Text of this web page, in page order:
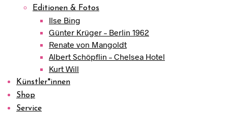
Editionen & Fotos
Ilse Bing
Günter Krüger – Berlin 1962
Renate von Mangoldt
Albert Schöpflin – Chelsea Hotel
Kurt Will
Künstler*innen
Shop
Service